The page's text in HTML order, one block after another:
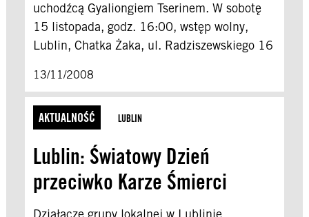
uchodźcą Gyaliongiem Tserinem. W sobotę
15 listopada, godz. 16:00, wstęp wolny,
Lublin, Chatka Żaka, ul. Radziszewskiego 16
13/11/2008
AKTUALNOŚĆ LUBLIN
Lublin: Światowy Dzień
przeciwko Karze Śmierci
Działacze grupy lokalnej w Lublinie